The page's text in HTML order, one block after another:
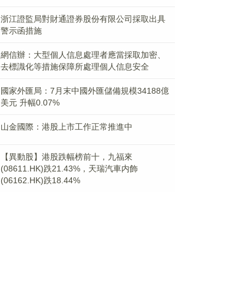
浙江證監局對財通證券股份有限公司採取出具
警示函措施
網信辦：大型個人信息處理者應當採取加密、
去標識化等措施保障所處理個人信息安全
國家外匯局：7月末中國外匯儲備規模34188億
美元 升幅0.07%
山金國際：港股上市工作正常推進中
【異動股】港股跌幅榜前十，九福來
(08611.HK)跌21.43%，天瑞汽車内飾
(06162.HK)跌18.44%